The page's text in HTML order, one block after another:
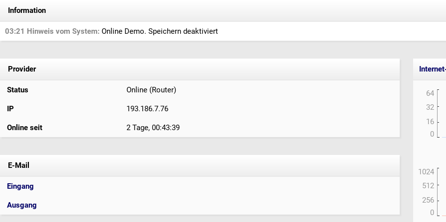
Information
03:21 Hinweis vom System: Online Demo. Speichern deaktiviert
Provider
Status Online (Router)
IP 193.186.7.76
Online seit 2 Tage, 00:43:39
E-Mail
Eingang
Ausgang
64
32
16
0
1024
512
256
0